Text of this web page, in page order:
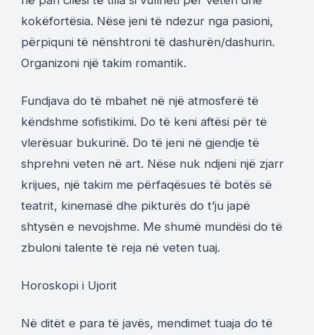
kokëfortësia. Nëse jeni të ndezur nga pasioni,
përpiquni të nënshtroni të dashurën/dashurin.
Organizoni një takim romantik.
Fundjava do të mbahet në një atmosferë të
këndshme sofistikimi. Do të keni aftësi për të
vlerësuar bukurinë. Do të jeni në gjendje të
shprehni veten në art. Nëse nuk ndjeni një zjarr
krijues, një takim me përfaqësues të botës së
teatrit, kinemasë dhe pikturës do t’ju japë
shtysën e nevojshme. Me shumë mundësi do të
zbuloni talente të reja në veten tuaj.
Horoskopi i Ujorit
Në ditët e para të javës, mendimet tuaja do të